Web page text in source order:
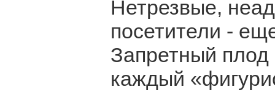
Нетрезвые,
посетители -
Запретный плод
каждый